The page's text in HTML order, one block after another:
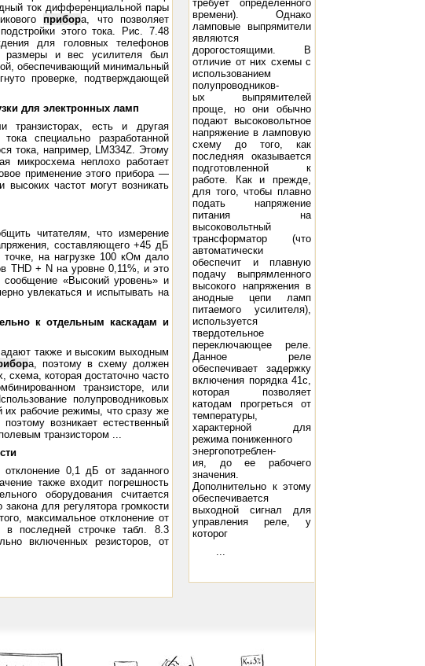
ток дифференциальной пары
прибора, что позволяет
этого тока. Рис. 7.48
для головных телефонов
размеры и вес усилителя был
обеспечивающий минимальный
проверке, подтверждающей
для электронных ламп
транзисторах, есть и другая
специально разработанной
тока, например, LM334Z. Этому
микросхема неплохо работает
применение этого прибора —
частот могут возникать
читателям, что измерение
составляющего +45 дБ
точке, на нагрузке 100 кОм дало
THD + N на уровне 0,11%, и это
«Высокий уровень» и
увлекаться и испытывать на
к отдельным каскадам и
также и высоким выходным
а, поэтому в схему должен
схема, которая достаточно часто
транзисторе, или
полупроводниковых
их рабочие режимы, что сразу же
возникает естественный
транзистором ...
0,1 дБ от заданного
также входит погрешность
оборудования считается
для регулятора громкости
максимальное отклонение от
в последней строчке табл. 8.3
включенных резисторов, от
требует определенного
времени). Однако
ламповые выпрямители
являются
дорогостоящими. В
отличие от них схемы с
использованием
полупроводников-
ых выпрямителей
проще, но они обычно
подают высоковольтное
напряжение в ламповую
схему до того, как
последняя оказывается
подготовленной к
работе. Как и прежде,
для того, чтобы плавно
подать напряжение
питания на
высоковольтный
трансформатор (что
автоматически
обеспечит и плавную
подачу выпрямленного
высокого напряжения в
анодные цепи ламп
питаемого усилителя),
используется
твердотельное
переключающее реле.
Данное реле
обеспечивает задержку
включения порядка 41с,
которая позволяет
катодам прогреться от
температуры,
характерной для
режима пониженного
энергопотреблен-
ия, до ее рабочего
значения.
Дополнительно к этому
обеспечивается
выходной сигнал для
управления реле, у
которог
...